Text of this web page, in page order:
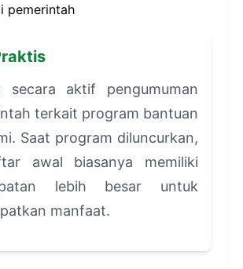
pemerintah
secara aktif pengumuman
terkait program bantuan
Saat program diluncurkan,
awal biasanya memiliki
lebih besar untuk
manfaat.